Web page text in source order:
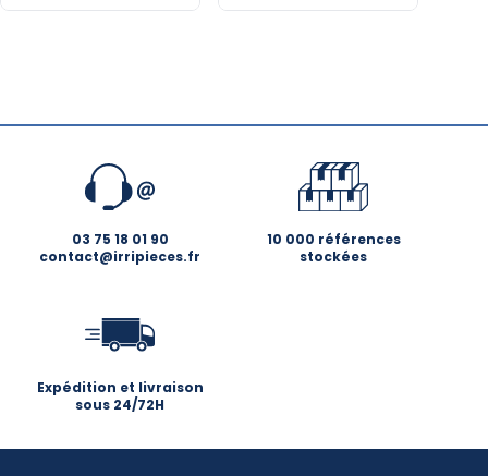
03 75 18 01 90
contact@irripieces.fr
10 000 références
stockées
Expédition et livraison
sous 24/72H